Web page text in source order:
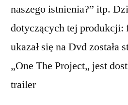
naszego istnienia?” itp.
dotyczących tej produkcji:
ukazał się na Dvd została
„One The Project„ jest
trailer